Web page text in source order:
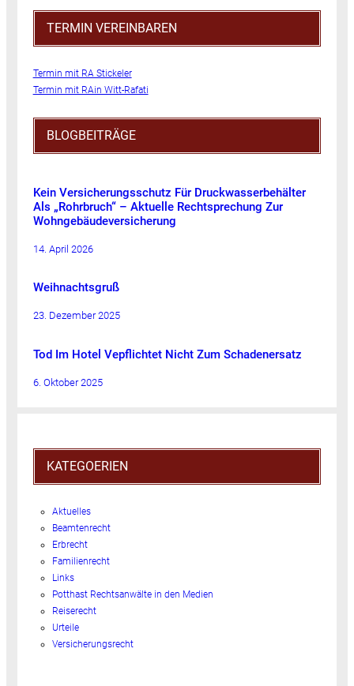
TERMIN VEREINBAREN
Termin mit RA Stickeler
Termin mit RAin Witt-Rafati
BLOGBEITRÄGE
Kein Versicherungsschutz Für Druckwasserbehälter
Als „Rohrbruch“ – Aktuelle Rechtsprechung Zur
Wohngebäudeversicherung
14. April 2026
Weihnachtsgruß
23. Dezember 2025
Tod Im Hotel Vepflichtet Nicht Zum Schadenersatz
6. Oktober 2025
KATEGOERIEN
Aktuelles
Beamtenrecht
Erbrecht
Familienrecht
Links
Potthast Rechtsanwälte in den Medien
Reiserecht
Urteile
Versicherungsrecht